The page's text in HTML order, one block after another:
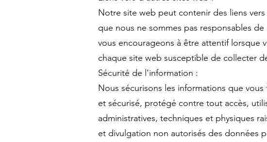
Notre site web peut contenir des liens
que nous ne sommes pas responsables
vous encourageons à être attentif lorsque
chaque site web susceptible de collecter
Sécurité de l'information :
Nous sécurisons les informations que
et sécurisé, protégé contre tout accès,
administratives, techniques et physiques
et divulgation non autorisés des données